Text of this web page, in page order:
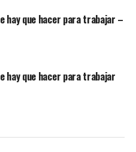
hay que hacer para trabajar –
hay que hacer para trabajar